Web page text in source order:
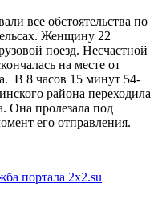
все обстоятельства по
Женщину 22
поезд. Несчастной
на месте от
В 8 часов 15 минут 54-
района переходила
Она пролезала под
его отправления.
портала 2x2.su